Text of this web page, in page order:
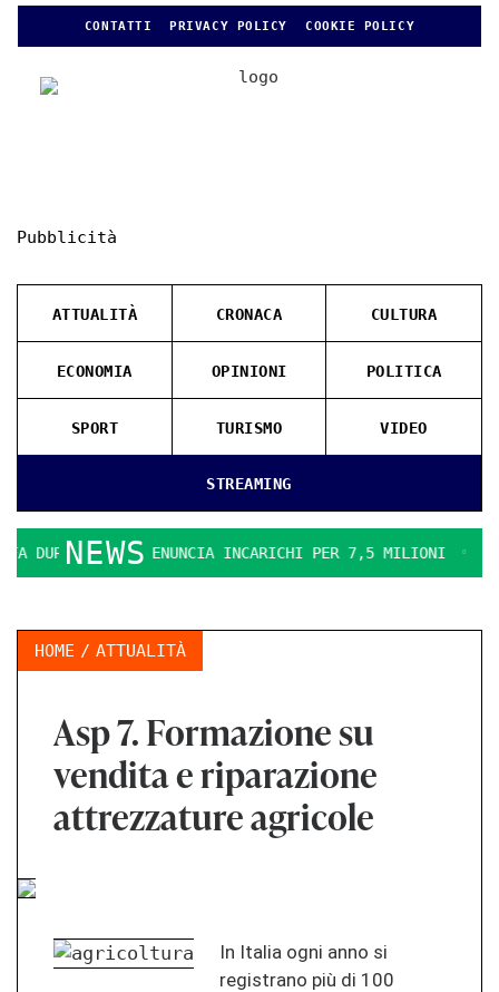
CONTATTI PRIVACY POLICY COOKIE POLICY
Pubblicità
STREAMING
ATTUALITÀ CRONACA CULTURA
ECONOMIA OPINIONI POLITICA
SPORT TURISMO VIDEO
NEWS
IL PD DENUNCIA INCARICHI PER 7,5 MILIONI LA
HOME ATTUALITÀ
Asp 7. Formazione su
vendita e riparazione
attrezzature agricole
In Italia ogni anno si
registrano più di 100